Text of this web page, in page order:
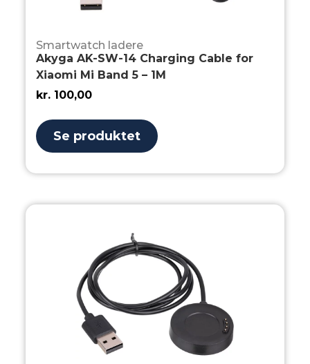
Smartwatch ladere
Akyga AK-SW-14 Charging Cable for
Xiaomi Mi Band 5 – 1M
kr. 100,00
Se produktet